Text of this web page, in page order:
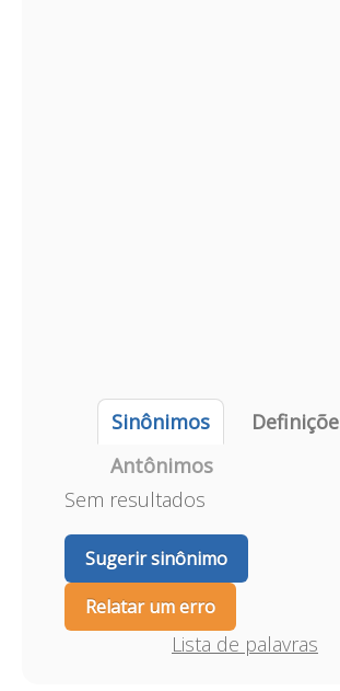
Sinônimos
Antônimos
Sem resultados
Sugerir sinônimo
Relatar um erro
Lista de palavras